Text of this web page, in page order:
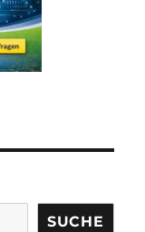
SUCHE